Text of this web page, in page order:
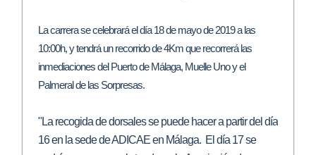
La carrera se celebrará el día 18 de mayo de 2019 a las
10:00h, y tendrá un recorrido de 4Km que recorrerá las
inmediaciones del Puerto de Málaga, Muelle Uno y el
Palmeral de las Sorpresas.
"La recogida de dorsales se puede hacer a partir del día
16 en la sedede ADICAE en Málaga. El día 17 se